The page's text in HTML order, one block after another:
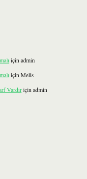
için admin
için Melis
Vardıriçin admin